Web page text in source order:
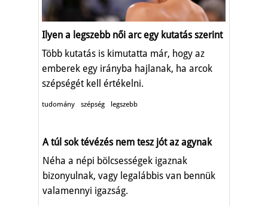
Ilyen a legszebb női arc egy kutatás szerint
Több kutatás is kimutatta már, hogy az
emberek egy irányba hajlanak, ha arcok
szépségét kell értékelni.
tudomány szépség legszebb
A túl sok tévézés nem tesz jót az agynak
Néha a népi bölcsességek igaznak
bizonyulnak, vagy legalábbis van bennük
valamennyi igazság.